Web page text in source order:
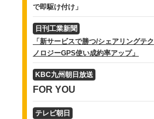
で即駆け付け」
日刊工業新聞
「新サービスで勝つ/シェアリングテク
ノロジーGPS使い成約率アップ」
KBC九州朝日放送
FOR YOU
テレビ朝日